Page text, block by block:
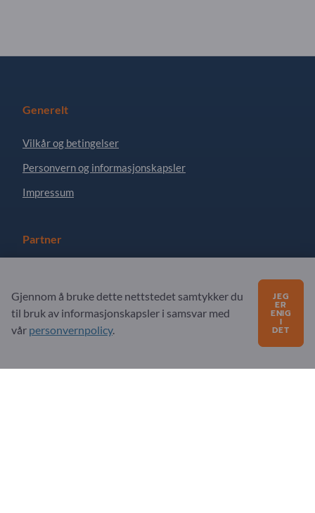
Generelt
Vilkår og betingelser
Personvern og informasjonskapsler
Impressum
Partner
Abonner på nyhetsbrev
Gjennom å bruke dette nettstedet samtykker du
til bruk av informasjonskapsler i samsvar med
vår personvernpolicy.
JEG
ER
ENIG
I
DET